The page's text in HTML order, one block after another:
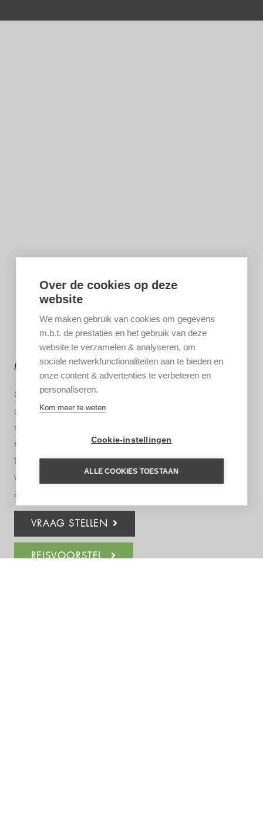
MEER INFORMATIE?
Graag helpen we u met het samenstellen van uw
droomreis. Aan de hand van uw wensen stelt onze
regiospecialist een reis op maat voor u samen. Een
reisvoorstel met hoogtepunten die u gekozen heeft, het
type accommodatie dat bij u past en de reisduur die u
wenst. Neem geheel vrijblijvend contact met ons op. Wij
adviseren u met plezier!
VRAAG STELLEN
REISVOORSTEL
Over de cookies op deze
website
We maken gebruik van cookies om gegevens
m.b.t. de prestaties en het gebruik van deze
website te verzamelen & analyseren, om
sociale netwerkfunctionaliteiten aan te bieden en
onze content & advertenties te verbeteren en
personaliseren.
Kom meer te weten
Cookie-instellingen
ALLE COOKIES TOESTAAN